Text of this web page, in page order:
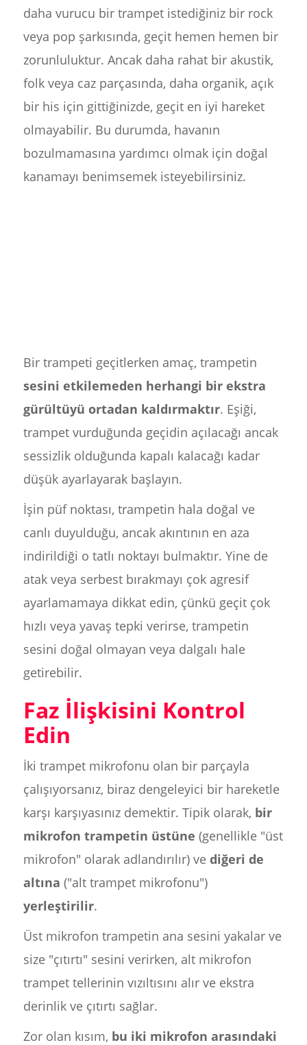
daha vurucu bir trampet istediğiniz bir rock
veya pop şarkısında, geçit hemen hemen bir
zorunluluktur. Ancak daha rahat bir akustik,
folk veya caz parçasında, daha organik, açık
bir his için gittiğinizde, geçit en iyi hareket
olmayabilir. Bu durumda, havanın
bozulmamasına yardımcı olmak için doğal
kanamayı benimsemek isteyebilirsiniz.
Bir trampeti geçitlerken amaç, trampetin
sesini etkilemeden herhangi bir ekstra
gürültüyü ortadan kaldırmaktır. Eşiği,
trampet vurduğunda geçidin açılacağı ancak
sessizlik olduğunda kapalı kalacağı kadar
düşük ayarlayarak başlayın.
İşin püf noktası, trampetin hala doğal ve
canlı duyulduğu, ancak akıntının en aza
indirildiği o tatlı noktayı bulmaktır. Yine de
atak veya serbest bırakmayı çok agresif
ayarlamamaya dikkat edin, çünkü geçit çok
hızlı veya yavaş tepki verirse, trampetin
sesini doğal olmayan veya dalgalı hale
getirebilir.
Faz İlişkisini Kontrol
Edin
İki trampet mikrofonu olan bir parçayla
çalışıyorsanız, biraz dengeleyici bir hareketle
karşı karşıyasınız demektir. Tipik olarak, bir
mikrofon trampetin üstüne (genellikle "üst
mikrofon" olarak adlandırılır) ve diğeri de
altına ("alt trampet mikrofonu")
yerleştirilir.
Üst mikrofon trampetin ana sesini yakalar ve
size "çıtırtı" sesini verirken, alt mikrofon
trampet tellerinin vızıltısını alır ve ekstra
derinlik ve çıtırtı sağlar.
Zor olan kısım, bu iki mikrofon arasındaki